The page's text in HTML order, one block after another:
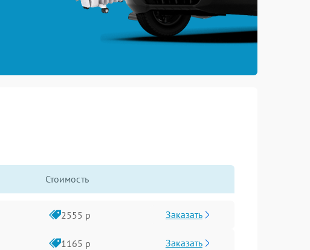
Стоимость
2555 р Заказать
1165 р Заказать